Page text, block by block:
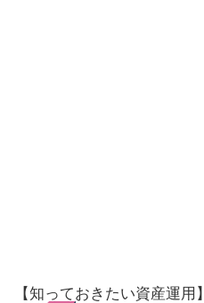
【知っておきたい資産運用】